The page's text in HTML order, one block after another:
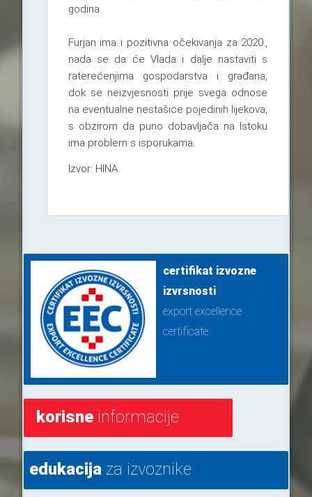
godina.
Furjan ima i pozitivna očekivanja za 2020.,
nada se da će Vlada i dalje nastaviti s
raterećenjima gospodarstva i građana,
dok se neizvjesnosti prije svega odnose
na eventualne nestašice pojedinih lijekova,
s obzirom da puno dobavljača na Istoku
ima problem s isporukama.
Izvor: HINA
certifikat izvozne
izvrsnosti
export excellence
certificate
korisneinformacije
edukacijaza izvoznike